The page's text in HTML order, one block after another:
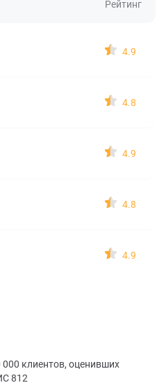
Рейтинг
4.9
4.8
4.9
4.8
4.9
000 клиентов, оценивших
812